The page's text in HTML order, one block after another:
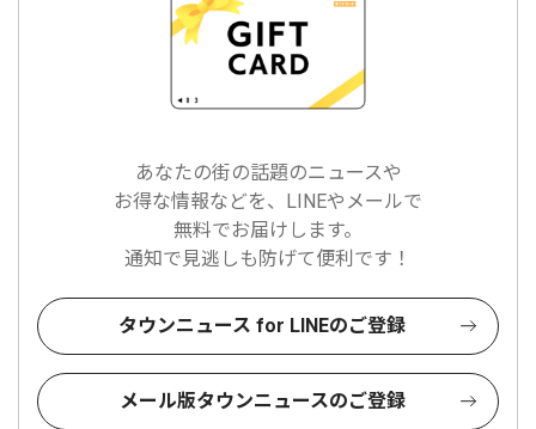
あなたの街の話題のニュースや
お得な情報などを、LINEやメールで
無料でお届けします。
通知で見逃しも防げて便利です！
タウンニュース for LINEのご登録
メール版タウンニュースのご登録